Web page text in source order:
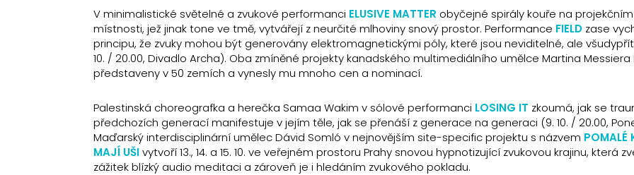
V minimalistické světelné a zvukové performanci ELUSIVE MATTER obyčejné spirály kouře na
místnosti, jež jinak tone ve tmě, vytvářejí z neurčité mlhoviny snový prostor. Performance FIELD zase
principu, že zvuky mohou být generovány elektromagnetickými póly, které jsou neviditelné, ale
10. / 20.00, Divadlo Archa). Oba zmíněné projekty kanadského multimediálního umělce Martina Messiera
představeny v 50 zemích a vynesly mu mnoho cen a nominací.
Palestinská choreografka a herečka Samaa Wakim v sólové performanci LOSING IT zkoumá, jak se
předchozích generací manifestuje v jejím těle, jak se přenáší z generace na generaci (9. 10. / 20.00,
Maďarský interdisciplinární umělec Dávid Somló v nejnovějším site-specific projektu s názvem POMALÉ
MAJÍ UŠIvytvoří 13., 14. a 15. 10. ve veřejném prostoru Prahy snovou hypnotizující zvukovou krajinu, která
zážitek blízký audio meditaci a zároveň je i hledáním zvukového pokladu.